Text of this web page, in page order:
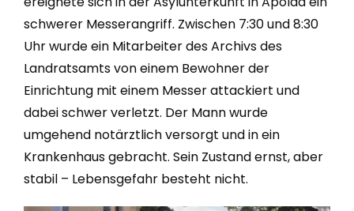
schwerer Messerangriff. Zwischen 7:30 und 8:30
Uhr wurde ein Mitarbeiter des Archivs des
Landratsamts von einem Bewohner der
Einrichtung mit einem Messer attackiert und
dabei schwer verletzt. Der Mann wurde
umgehend notärztlich versorgt und in ein
Krankenhaus gebracht. Sein Zustand ernst, aber
stabil – Lebensgefahr besteht nicht.